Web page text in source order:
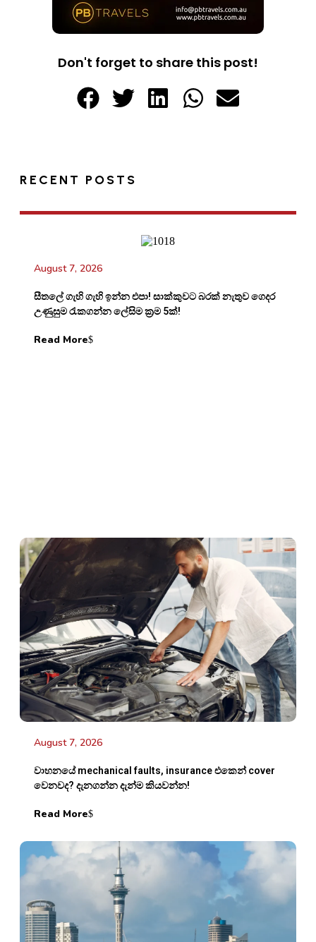
Don't forget to share this post!
RECENT POSTS
August 7, 2026
සීතලේ ගැහි ගැහි ඉන්න එපා! සාක්කුවට බරක් නැතුව ගෙදර
උණුසුම රැකගන්න ලේසිම ක්‍රම 5ක්!
Read More
August 7, 2026
වාහනයේ mechanical faults, insurance එකෙන් cover
වෙනවද? දැනගන්න දැන්ම කියවන්න!
Read More